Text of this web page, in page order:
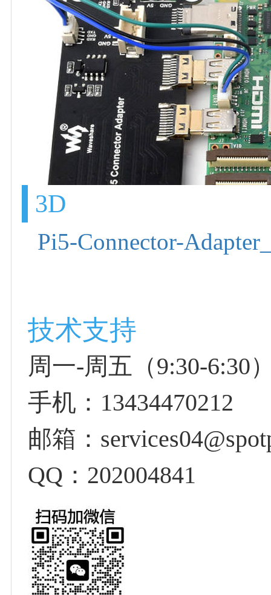
3D
Pi5-Connector-
技术支持
周一-周五（9:30-6:30
手机：13434470212
邮箱：
QQ：202004841